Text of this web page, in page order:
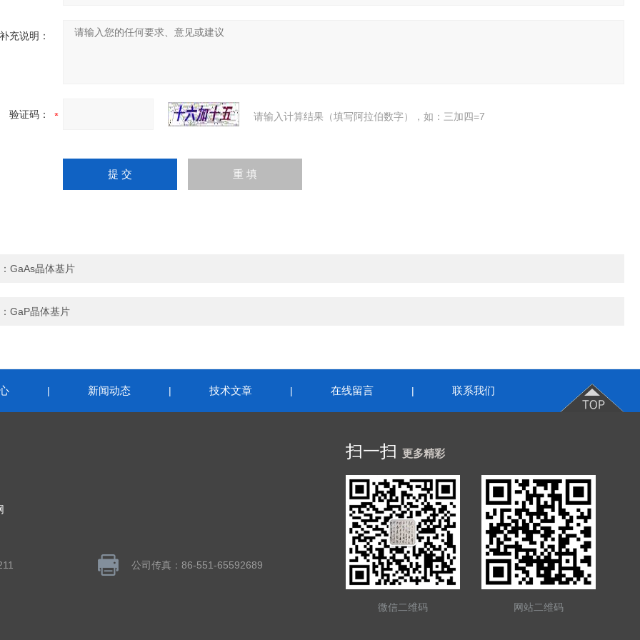
补充说明：
验证码： 请输入计算结果（填写阿拉伯数字），如：三加四=7
GaAs晶体基片
GaP晶体基片
| 新闻动态 | 技术文章 | 在线留言 | 联系我们
公司传真：86-551-65592689
扫一扫 更多精彩
微信二维码 网站二维码